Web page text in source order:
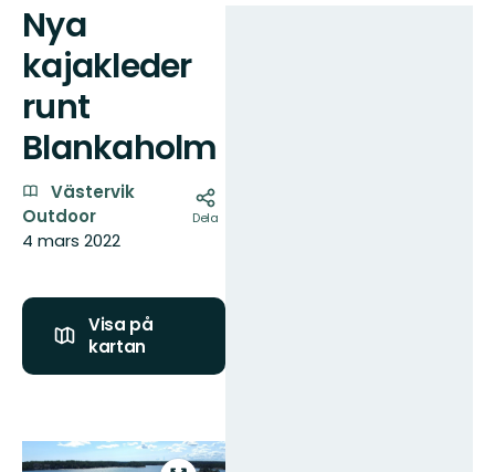
Nya
kajakleder
runt
Blankaholm
Västervik
Outdoor
4 mars 2022
Dela
Visa på
kartan
Bilder